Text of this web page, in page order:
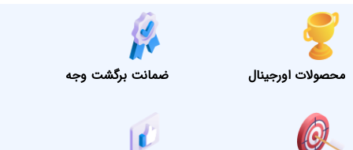
محصولات اورجینال ضمانت برگشت وجه